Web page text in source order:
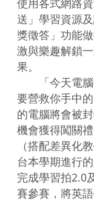
使用各式網路
送」學習資源
獎徵答」功能
激與樂趣解鎖
果。
「今天電腦
要營救你手中
的電腦將會被
機會獲得闖關禮
（搭配差異化
台本學期進行
完成學習拍2.0
賽參賽，將英